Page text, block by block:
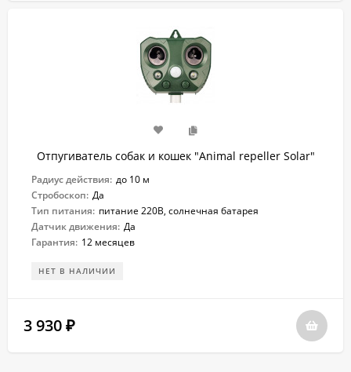
Отпугиватель собак и кошек "Animal repeller Solar"
Радиус действия: до 10 м
Стробоскоп: Да
Тип питания: питание 220В, солнечная батарея
Датчик движения: Да
Гарантия: 12 месяцев
НЕТ В НАЛИЧИИ
3 930 ₽